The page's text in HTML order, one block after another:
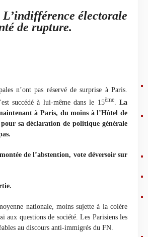
L’indifférence électorale
de rupture.
n’ont pas réservé de surprise à Paris.
succédé à lui-même dans le 15ème.La
à Paris, du moins à l’Hôtel de
sa déclaration de politique générale
de l’abstention, vote déversoir sur
nationale, moins sujette à la colère
aux questions de société. Les Parisiens les
au discours anti-immigrés du FN.